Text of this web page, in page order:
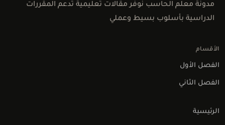
مدونة معلم الحاسب نوفر مقالات تعليمية تدعم المقررات
الدراسية بأسلوب بسيط وعملي
الأقسام
الفصل الأول
الفصل الثاني
الرئيسية